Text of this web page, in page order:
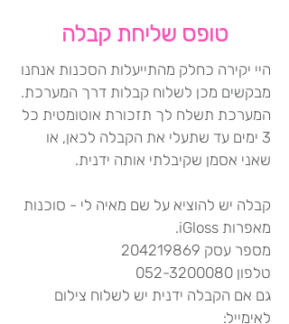
טופס שליחת קבלה
היי יקירה כחלק מהתייעלות הסכנות אנחנו
מבקשים מכן לשלוח קבלות דרך המערכת.
המערכת תשלח לך תזכורת אוטומטית כל
3 ימים עד שתעלי את הקבלה לכאן, או
שאני אסמן שקיבלתי אותה ידנית.
קבלה יש להוציא על שם מאיה לי - סוכנות
מאפרות iGloss.
מספר עסק 204219869
טלפון 052-3200080
גם אם הקבלה ידנית יש לשלוח צילום
לאימייל: